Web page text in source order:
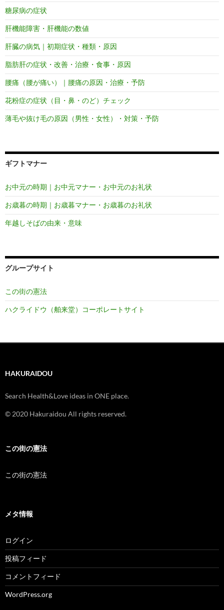
糖尿病の症状
肝機能障害・肝機能の数値
肝臓の病気｜初期症状・種類・原因
脂肪肝の症状・改善・治療・食事・原因
腰痛（腰が痛い）｜腰痛の原因・治療・予防
花粉症の症状（目・鼻・のど）チェック
薄毛や抜け毛の原因（男性・女性）・対策・予防
ギフトマナー
お中元の時期｜お中元マナー・お中元のお礼状
お歳暮の時期｜お歳暮マナー・お歳暮のお礼状
年越しそばの由来・意味
グループサイト
この街の憲法
ハクライドウ（舶来堂）コーポレートサイト
HAKURAIDOU
Search Health&Love ideas in ONE place.
© 2020 Hakuraidou All rights reserved.
この街の憲法
この街の憲法
メタ情報
ログイン
投稿フィード
コメントフィード
WordPress.org